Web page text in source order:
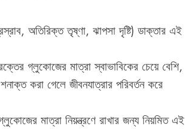
অতিরিক্ত তৃষ্ণা, ঝাপসা দৃষ্টি) ডাক্তার এই
গ্লুকোজের মাত্রা স্বাভাবিকের চেয়ে বেশি,
করা গেলে জীবনযাত্রার পরিবর্তন করে
মাত্রা নিয়ন্ত্রণে রাখার জন্য নিয়মিত এই